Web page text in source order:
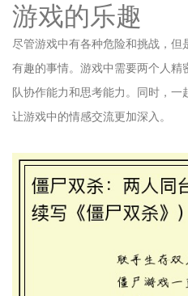
游戏的乐趣
尽管游戏中有各种危险和挑战，但
有趣的事情。游戏中需要两个人精
队协作能力和思考能力。同时，
让游戏中的情感交流更加深入。